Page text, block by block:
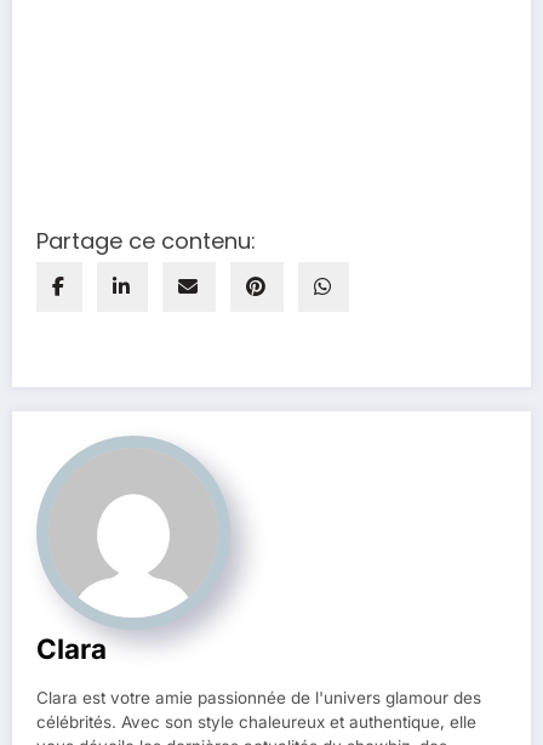
Partage ce contenu:
Clara
Clara est votre amie passionnée de l'univers glamour des
célébrités. Avec son style chaleureux et authentique, elle